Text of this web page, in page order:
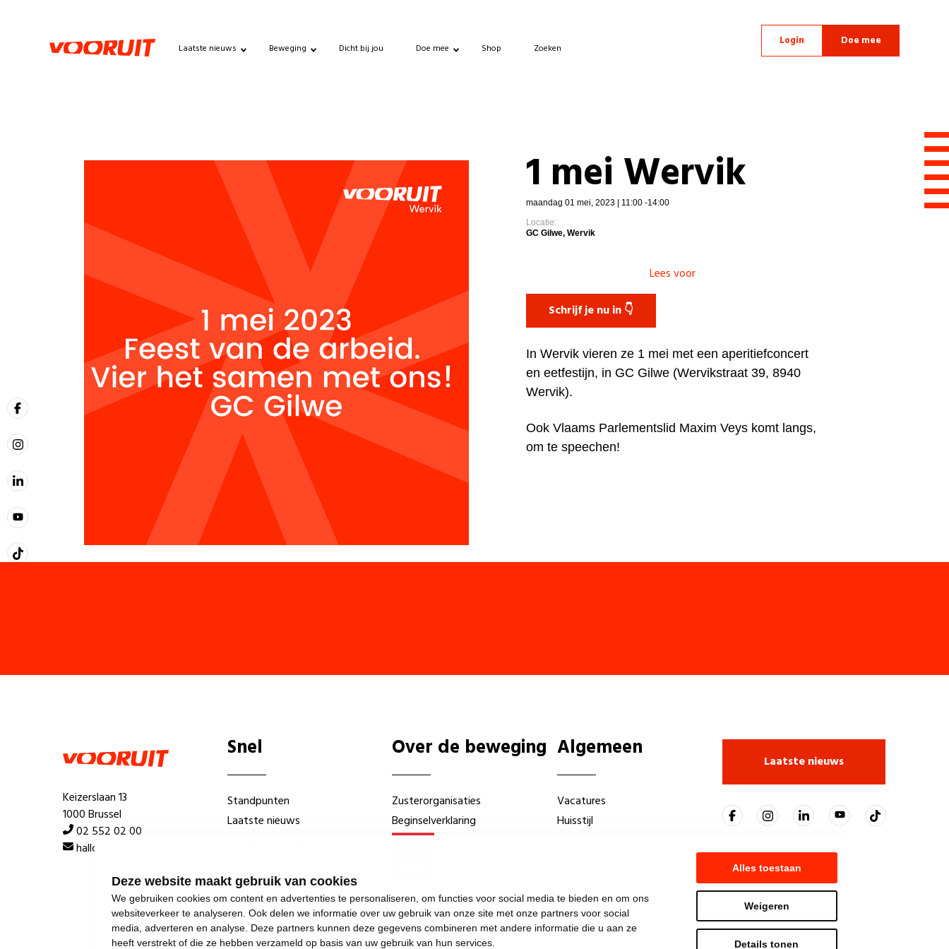
Deze website maakt gebruik van cookies
We gebruiken cookies om content en advertenties te personaliseren, om functies voor social media te bieden en om ons
websiteverkeer te analyseren. Ook delen we informatie over uw gebruik van onze site met onze partners voor social
media, adverteren en analyse. Deze partners kunnen deze gegevens combineren met andere informatie die u aan ze
heeft verstrekt of die ze hebben verzameld op basis van uw gebruik van hun services.
Alles toestaan
Weigeren
Details tonen
Laatste nieuws Beweging Dicht bij jou Doe mee Shop Zoeken
Login Doe mee
1 mei Wervik
maandag 01 mei, 2023 | 11:00 -14:00
Locatie:
GC Gilwe, Wervik
Lees voor
Schrijf je nu in 👇
In Wervik vieren ze 1 mei met een aperitiefconcert
en eetfestijn, in GC Gilwe (Wervikstraat 39, 8940
Wervik).
Ook Vlaams Parlementslid Maxim Veys komt langs,
om te speechen!
Keizerslaan 13
1000 Brussel
02 552 02 00
hallo@vooruit.org
Snel
Standpunten
Laatste nieuws
Over de beweging
Zusterorganisaties
Beginselverklaring
Algemeen
Vacatures
Huisstijl
Laatste nieuws